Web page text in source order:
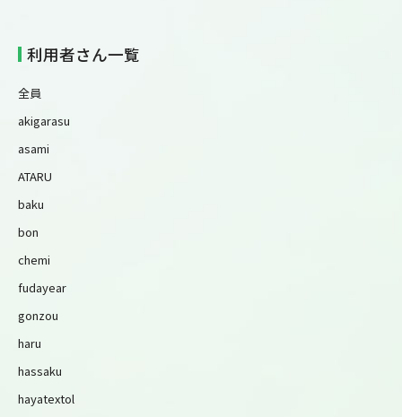
利用者さん一覧
全員
akigarasu
asami
ATARU
baku
bon
chemi
fudayear
gonzou
haru
hassaku
hayatextol